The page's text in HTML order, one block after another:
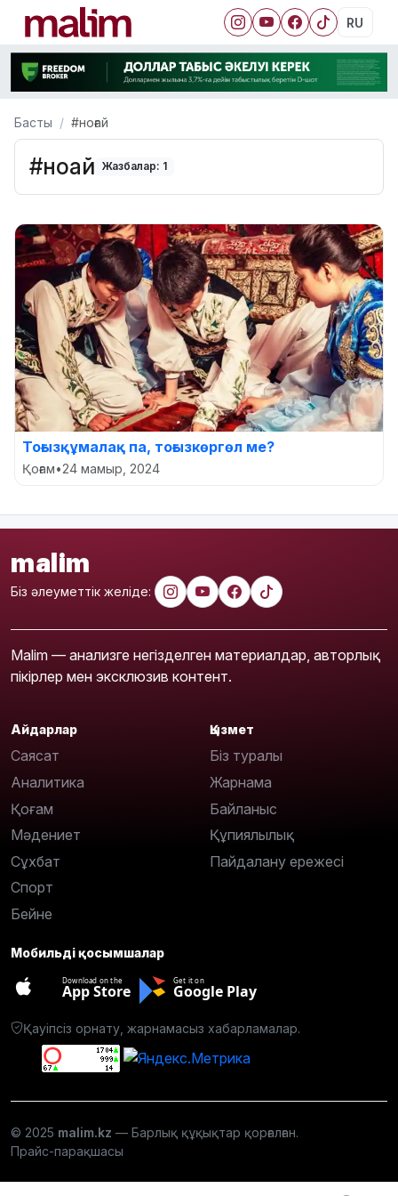
RU
Басты #ноғай
#ноғай Жазбалар: 1
Тоғызқұмалақ па, тоғызкөргөл ме?
Қоғам•24 мамыр, 2024
malim
Біз әлеуметтік желіде:
Malim — анализге негізделген материалдар, авторлық
пікірлер мен эксклюзив контент.
Айдарлар
Саясат
Аналитика
Қоғам
Мәдениет
Сұхбат
Спорт
Бейне
Қызмет
Біз туралы
Жарнама
Байланыс
Құпиялылық
Пайдалану ережесі
Мобильді қосымшалар
Download on the
App Store
Get it on
Google Play
Қауіпсіз орнату, жарнамасыз хабарламалар.
© 2025 malim.kz — Барлық құқықтар қорғалған.
Прайс-парақшасы